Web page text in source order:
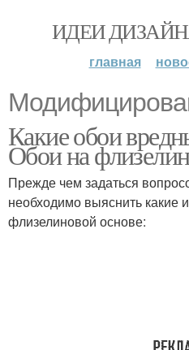
ИДЕИ
главная
Какие обои
Обои на
Прежде чем задаться
необходимо выяснить какие
флизелиновой основе: